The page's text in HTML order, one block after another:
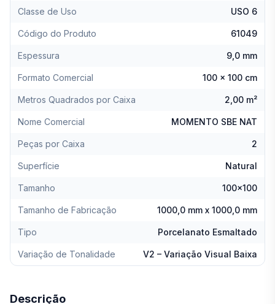
Classe de Uso USO 6
Código do Produto 61049
Espessura 9,0 mm
Formato Comercial 100 x 100 cm
Metros Quadrados por Caixa 2,00 m²
Nome Comercial MOMENTO SBE NAT
Peças por Caixa 2
Superfície Natural
Tamanho 100x100
Tamanho de Fabricação 1000,0 mm x 1000,0 mm
Tipo Porcelanato Esmaltado
Variação de Tonalidade V2 – Variação Visual Baixa
Descrição